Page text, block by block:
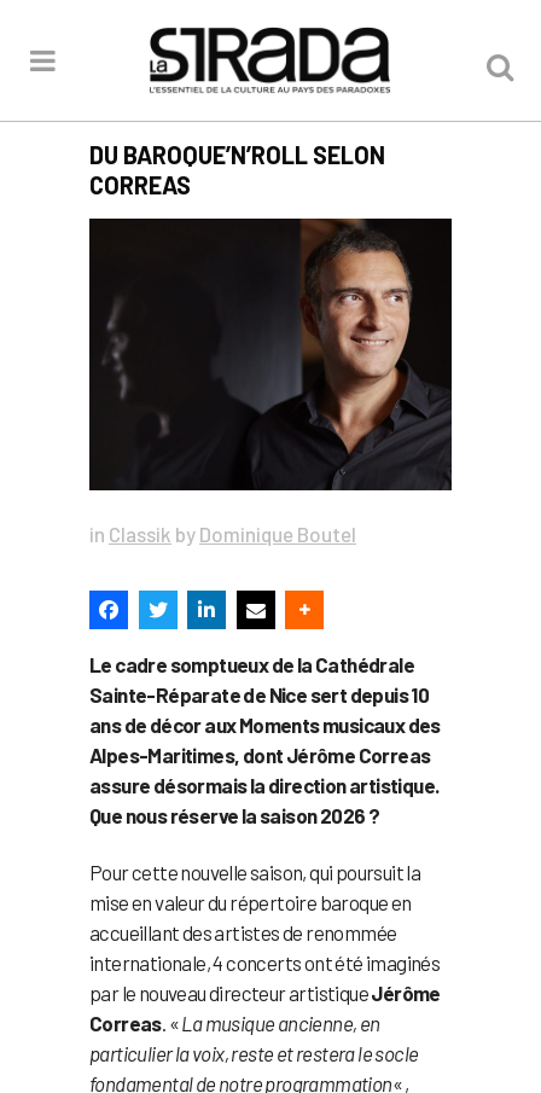
DU BAROQUE’N’ROLL SELON
CORREAS
in Classik by Dominique Boutel
Le cadre somptueux de la Cathédrale
Sainte-Réparate de Nice sert depuis 10
ans de décor aux Moments musicaux des
Alpes-Maritimes, dont Jérôme Correas
assure désormais la direction artistique.
Que nous réserve la saison 2026 ?
Pour cette nouvelle saison, qui poursuit la
mise en valeur du répertoire baroque en
accueillant des artistes de renommée
internationale, 4 concerts ont été imaginés
par le nouveau directeur artistiqueJérôme
Correas. «La musique ancienne, en
particulier la voix, reste et restera le socle
fondamental de notre programmation« ,